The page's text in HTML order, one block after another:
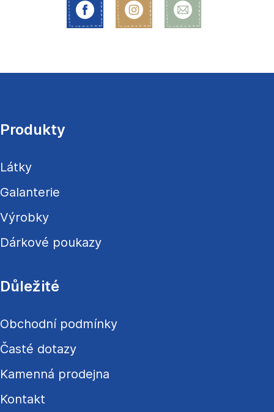
a
í
Produkty
Látky
Galanterie
Výrobky
Dárkové poukazy
Důležité
Obchodní podmínky
Časté dotazy
Kamenná prodejna
Kontakt